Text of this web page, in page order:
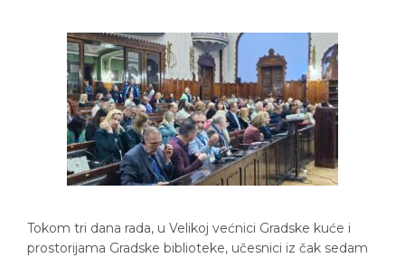
Tokom tri dana rada, u Velikoj većnici Gradske kuće i
prostorijama Gradske biblioteke, učesnici iz čak sedam